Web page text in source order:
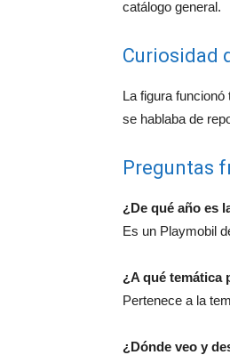
catálogo general.
Curiosidad
La figura
se hablaba de
Preguntas
¿De qué año es
Es un Playmobil
¿A qué temática
Pertenece a la
¿Dónde veo y